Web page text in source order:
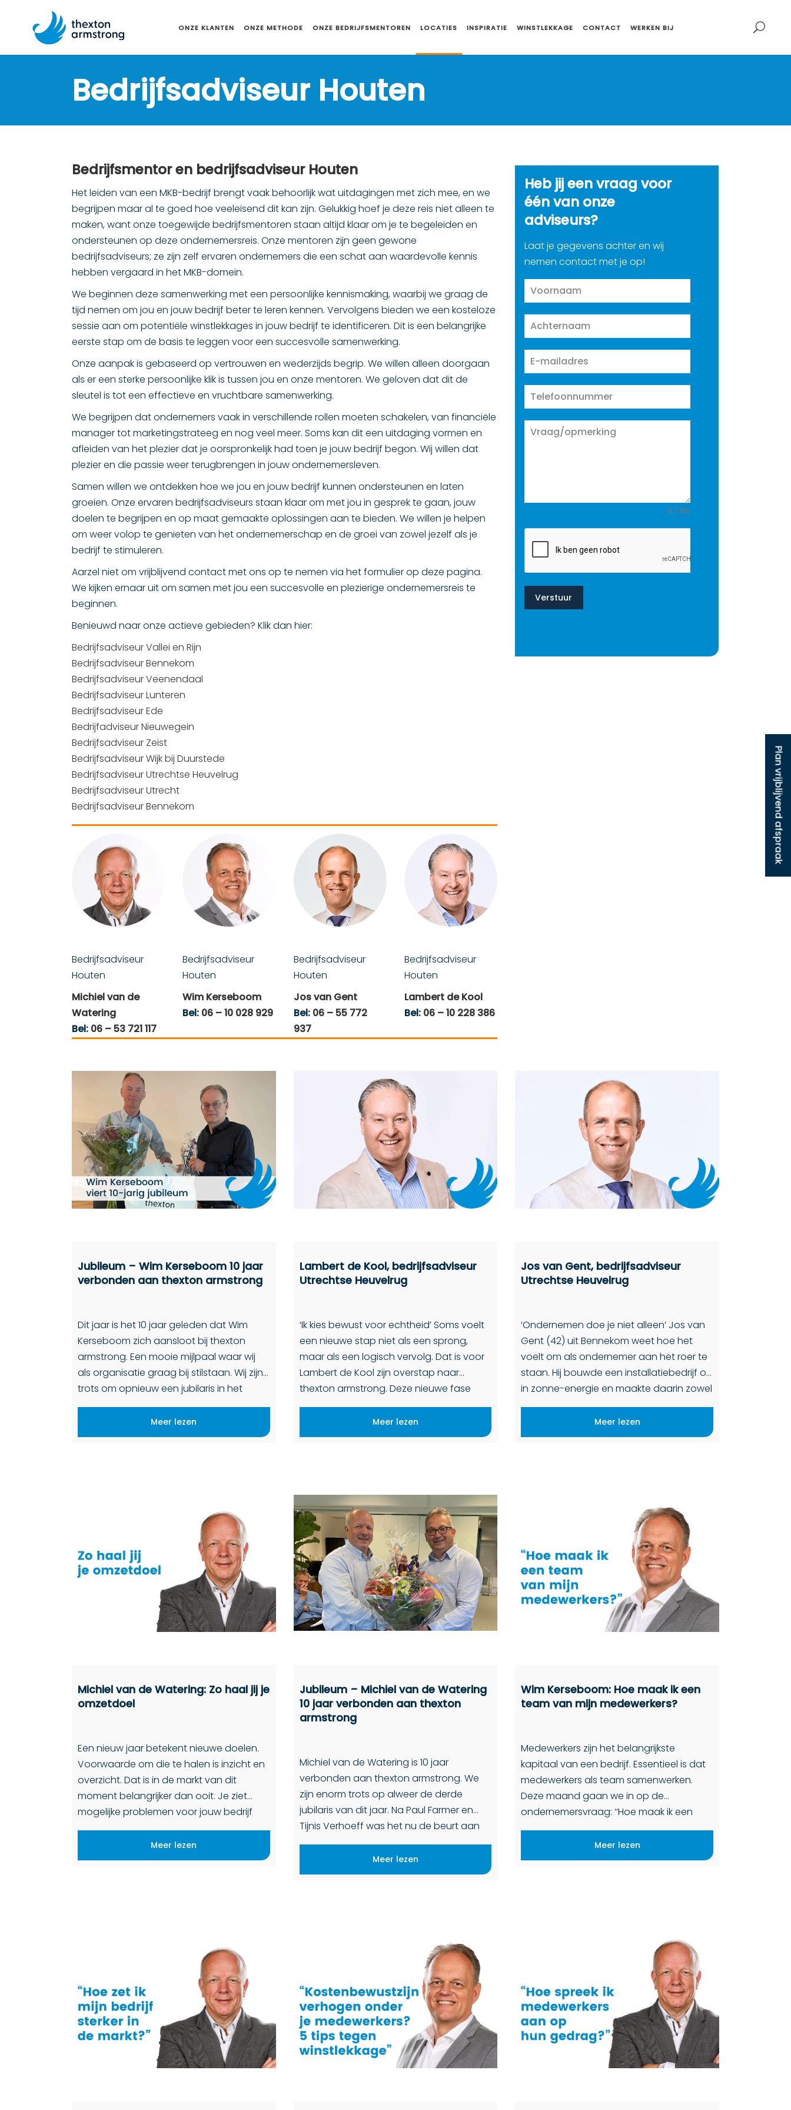
Plan vrijblijvend afspraak
ONZE KLANTEN ONZE METHODE ONZE BEDRIJFSMENTOREN LOCATIES INSPIRATIE WINSTLEKKAGE CONTACT WERKEN BIJ
Bedrijfsadviseur Houten
Bedrijfsmentor en bedrijfsadviseur Houten
Het leiden van een MKB-bedrijf brengt vaak behoorlijk wat uitdagingen met zich mee, en we
begrijpen maar al te goed hoe veeleisend dit kan zijn. Gelukkig hoef je deze reis niet alleen te
maken, want onze toegewijde bedrijfsmentoren staan altijd klaar om je te begeleiden en
ondersteunen op deze ondernemersreis. Onze mentoren zijn geen gewone
bedrijfsadviseurs; ze zijn zelf ervaren ondernemers die een schat aan waardevolle kennis
hebben vergaard in het MKB-domein.
We beginnen deze samenwerking met een persoonlijke kennismaking, waarbij we graag de
tijd nemen om jou en jouw bedrijf beter te leren kennen. Vervolgens bieden we een kosteloze
sessie aan om potentiële winstlekkages in jouw bedrijf te identificeren. Dit is een belangrijke
eerste stap om de basis te leggen voor een succesvolle samenwerking.
Onze aanpak is gebaseerd op vertrouwen en wederzijds begrip. We willen alleen doorgaan
als er een sterke persoonlijke klik is tussen jou en onze mentoren. We geloven dat dit de
sleutel is tot een effectieve en vruchtbare samenwerking.
We begrijpen dat ondernemers vaak in verschillende rollen moeten schakelen, van financiële
manager tot marketingstrateeg en nog veel meer. Soms kan dit een uitdaging vormen en
afleiden van het plezier dat je oorspronkelijk had toen je jouw bedrijf begon. Wij willen dat
plezier en die passie weer terugbrengen in jouw ondernemersleven.
Samen willen we ontdekken hoe we jou en jouw bedrijf kunnen ondersteunen en laten
groeien. Onze ervaren bedrijfsadviseurs staan klaar om met jou in gesprek te gaan, jouw
doelen te begrijpen en op maat gemaakte oplossingen aan te bieden. We willen je helpen
om weer volop te genieten van het ondernemerschap en de groei van zowel jezelf als je
bedrijf te stimuleren.
Aarzel niet om vrijblijvend contact met ons op te nemen via het formulier op deze pagina.
We kijken ernaar uit om samen met jou een succesvolle en plezierige ondernemersreis te
beginnen.
Benieuwd naar onze actieve gebieden? Klik dan hier:
Bedrijfsadviseur Vallei en Rijn
Bedrijfsadviseur Bennekom
Bedrijfsadviseur Veenendaal
Bedrijfsadviseur Lunteren
Bedrijfsadviseur Ede
Bedrijfadviseur Nieuwegein
Bedrijfsadviseur Zeist
Bedrijfsadviseur Wijk bij Duurstede
Bedrijfsadviseur Utrechtse Heuvelrug
Bedrijfsadviseur Utrecht
Bedrijfsadviseur Bennekom
Bedrijfsadviseur
Houten
Michiel van de
Watering
Bel: 06 – 53 721 117
Bedrijfsadviseur
Houten
Wim Kerseboom
Bel: 06 – 10 028 929
Bedrijfsadviseur
Houten
Jos van Gent
Bel: 06 – 55 772
937
Bedrijfsadviseur
Houten
Lambert de Kool
Bel: 06 – 10 228 386
Heb jij een vraag voor
één van onze
adviseurs?
Laat je gegevens achter en wij
nemen contact met je op!
0 / 180
Verstuur
Jubileum – Wim Kerseboom 10 jaar
verbonden aan thexton armstrong
Dit jaar is het 10 jaar geleden dat Wim
Kerseboom zich aansloot bij thexton
armstrong. Een mooie mijlpaal waar wij
als organisatie graag bij stilstaan. Wij zijn
trots om opnieuw een jubilaris in het
zonnetje te zetten en vooral dankbaar […]
Meer lezen
Lambert de Kool, bedrijfsadviseur
Utrechtse Heuvelrug
‘Ik kies bewust voor echtheid’ Soms voelt
een nieuwe stap niet als een sprong,
maar als een logisch vervolg. Dat is voor
Lambert de Kool zijn overstap naar
thexton armstrong. Deze nieuwe fase
begint voor hem in Baarn, waar hij […]
Meer lezen
Jos van Gent, bedrijfsadviseur
Utrechtse Heuvelrug
‘Ondernemen doe je niet alleen’ Jos van
Gent (42) uit Bennekom weet hoe het
voelt om als ondernemer aan het roer te
staan. Hij bouwde een installatiebedrijf op
in zonne-energie en maakte daarin zowel
groei als tegenslagen mee. Nu slaat […]
Meer lezen
Michiel van de Watering: Zo haal jij je
omzetdoel
Een nieuw jaar betekent nieuwe doelen.
Voorwaarde om die te halen is inzicht en
overzicht. Dat is in de markt van dit
moment belangrijker dan ooit. Je ziet
mogelijke problemen voor jouw bedrijf
pas aankomen als je weet wat de […]
Meer lezen
Jubileum – Michiel van de Watering
10 jaar verbonden aan thexton
armstrong
Michiel van de Watering is 10 jaar
verbonden aan thexton armstrong. We
zijn enorm trots op alweer de derde
jubilaris van dit jaar. Na Paul Farmer en
Tijnis Verhoeff was het nu de beurt aan
Michiel van de Watering om […]
Meer lezen
Wim Kerseboom: Hoe maak ik een
team van mijn medewerkers?
Medewerkers zijn het belangrijkste
kapitaal van een bedrijf. Essentieel is dat
medewerkers als team samenwerken.
Deze maand gaan we in op de
ondernemersvraag: ‘‘Hoe maak ik een
team van mijn medewerkers?” Wim
Kerseboom, één van de 25
bedrijfsmentoren bij thexton […]
Meer lezen